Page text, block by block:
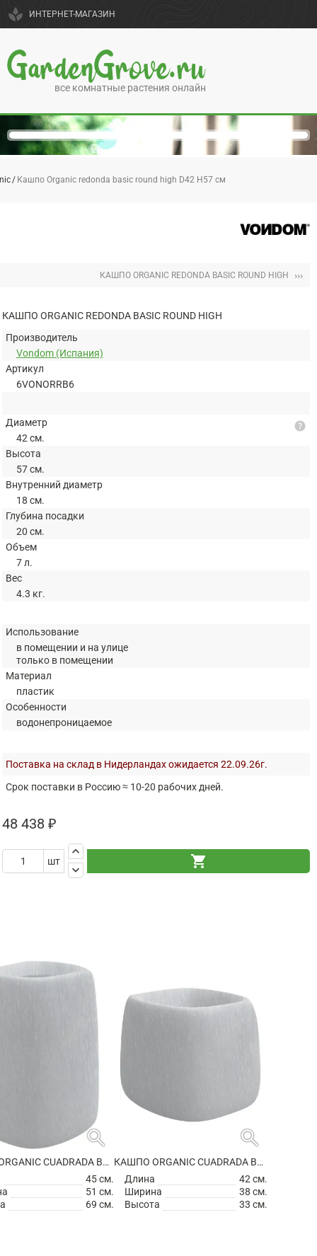
spa ИНТЕРНЕТ-МАГАЗИН
GardenGrove.ru
все комнатные растения онлайн
Кашпо Organic redonda basic round high D42 H57 см
КАШПО ORGANIC REDONDA BASIC ROUND HIGH ›››
КАШПО ORGANIC REDONDA BASIC ROUND HIGH
Производитель
Vondom (Испания)
Артикул
6VONORRB6
Диаметр
42 см.
Высота
57 см.
Внутренний диаметр
18 см.
Глубина посадки
20 см.
Объем
7 л.
Вес
4.3 кг.
help
Использование
в помещении и на улице
только в помещении
Материал
пластик
Особенности
водонепроницаемое
Поставка на склад в Нидерландах ожидается 22.09.26г.
Срок поставки в Россию ≈ 10-20 рабочих дней.
48 438 ₽
шт
keyboard_arrow_up
keyboard_arrow_down
shopping_cart
search
КАШПО ORGANIC CUADRADA BASIC SQUARE HIGH
45 см.
51 см.
69 см.
search
КАШПО ORGANIC CUADRADA BASIC SQUARE
Длина
42 см.
Ширина
38 см.
Высота
33 см.